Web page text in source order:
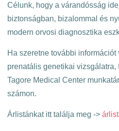
Célunk, hogy a várandósság
biztonságban, bizalommal és
modern orvosi diagnosztika
Ha szeretne további
prenatális genetikai
Tagore Medical Center
számon.
Árlistánkat itt találja meg ->